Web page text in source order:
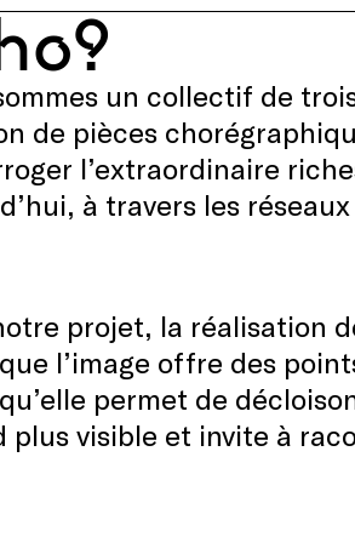
un collectif de
de pièces
l’extraordinaire
à travers les
projet, la réalisation
l’image offre des
permet de
plus visible et invite à